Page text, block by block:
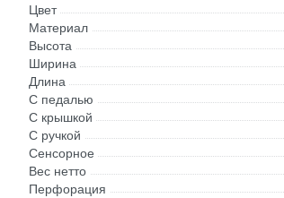
Цвет
Материал
Высота
Ширина
Длина
С педалью
С крышкой
С ручкой
Сенсорное
Вес нетто
Перфорация